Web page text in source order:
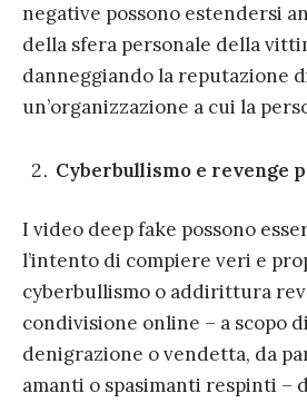
negative possono estendersi
della sfera personale della
danneggiando la reputazione
un’organizzazione a cui la
Cyberbullismo e revenge
I video deep fake possono
l’intento di compiere veri e
cyberbullismo o addirittura
condivisione online – a scopo
denigrazione o vendetta, da
amanti o spasimanti respinti –